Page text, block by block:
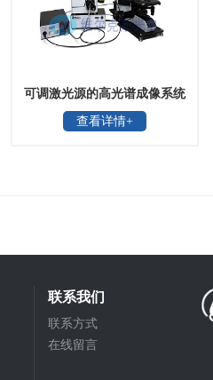
可调激光源的高光谱成像系统
查看详情+
联系我们
联系方式
在线留言